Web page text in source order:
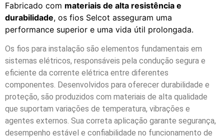
Fabricado com materiais de alta resistência e
durabilidade, os fios Selcot asseguram uma
performance superior e uma vida útil prolongada.
Os fios para instalação são elementos fundamentais em
sistemas elétricos, responsáveis pela condução segura e
eficiente da corrente elétrica entre diferentes
componentes. Desenvolvidos para oferecer durabilidade e
proteção, são produzidos com materiais de alta qualidade
que suportam variações de temperatura, vibrações e
agentes externos. Sua correta aplicação garante segurança,
desempenho estável e confiabilidade no funcionamento de